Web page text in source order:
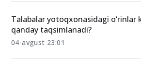
Talabalar yotoqxonasidagi o‘rinlar
qanday taqsimlanadi?
04-avgust 23:01